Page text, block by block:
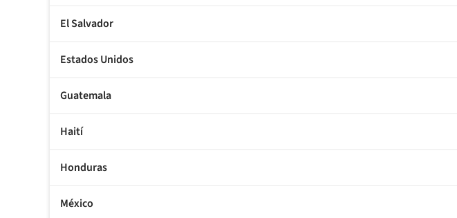
El Salvador
Estados Unidos
Guatemala
Haití
Honduras
México